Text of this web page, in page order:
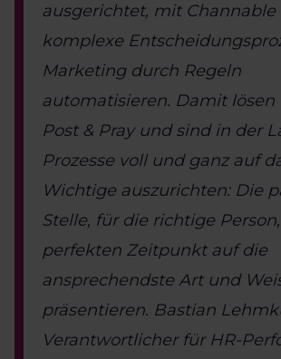
ausgerichtet, mit
komplexe
Marketing durch Regeln
automatisieren. Damit lösen
Post & Pray und sind in der
Prozesse voll und ganz auf
Wichtige auszurichten: Die
Stelle, für die richtige
perfekten Zeitpunkt auf die
ansprechendste Art und
präsentieren. Bastian
Verantwortlicher für HR-